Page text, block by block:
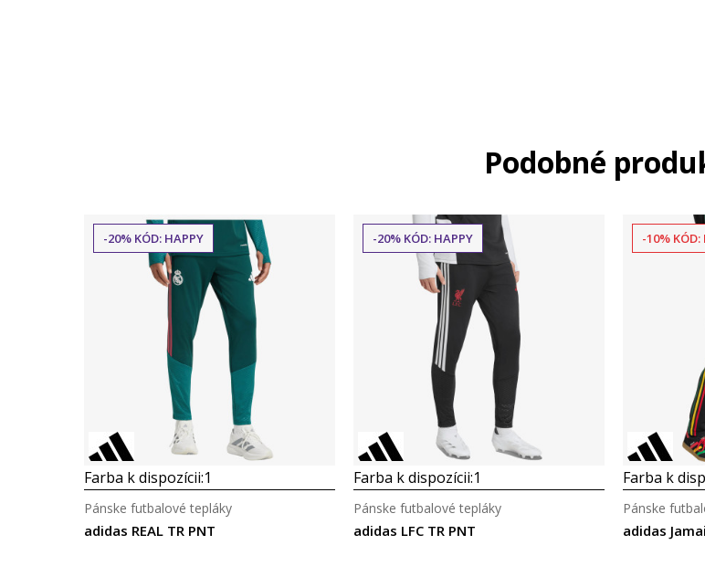
Podobné
-20% KÓD: HAPPY
Farba k dispozícii:1
adidas REAL TR PNT
Pánske futbalové tepláky
-20% KÓD: HAPPY
Farba k dispozícii:1
adidas LFC TR PNT
Pánske futbalové tepláky
-10% KÓD:
Farba k
adidas
Pánske